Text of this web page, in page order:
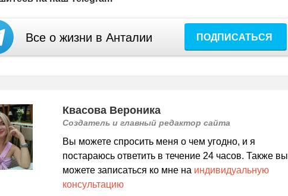
Все о жизни в Анталии ПОДПИСАТЬСЯ
Квасова Вероника
Создатель и главный редактор сайта
Вы можете спросить меня о чем угодно, и я
постараюсь ответить в течение 24 часов. Также вы
можете записаться ко мне на индивидуальную
консультацию